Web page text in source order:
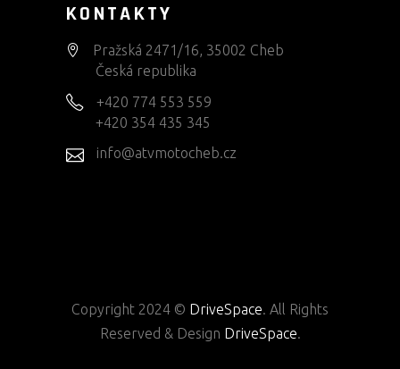
KONTAKTY
Pražská 2471/16, 35002 Cheb
Česká republika
+420 774 553 559
+420 354 435 345
info@atvmotocheb.cz
Copyright 2024 © DriveSpace. All Rights
Reserved & Design DriveSpace.